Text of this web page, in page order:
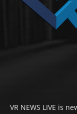
VR NEWS LIVE is